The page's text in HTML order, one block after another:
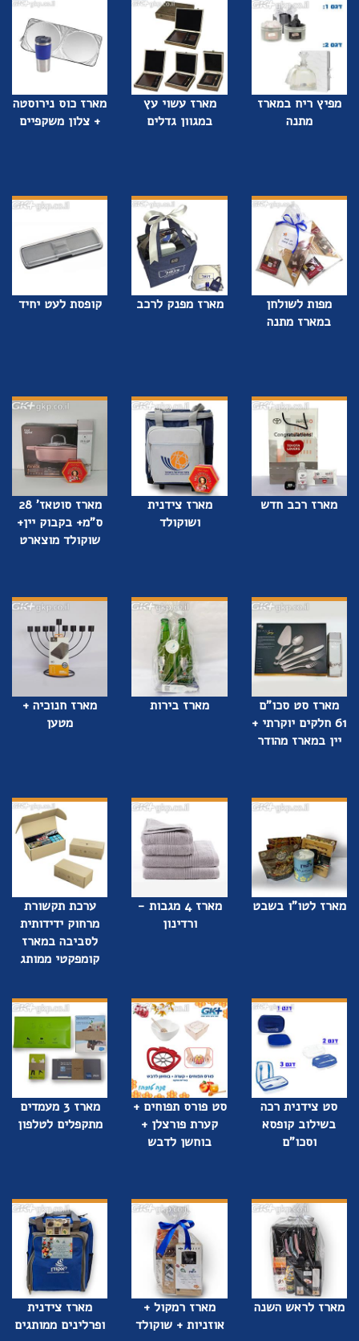
מפיץ ריח במארז
מתנה
מארז עשוי עץ
במגוון גדלים
מארז כוס נירוסטה
+ צלון משקפיים
מפות לשולחן
במארז מתנה
מארז מפנק לרכב קופסת לעט יחיד
מארז רכב חדש
מארז צידנית
ושוקולד
מארז סוטאז' 28
ס"מ+ בקבוק יין+
שוקולד מוצארט
מארז סט סכו"ם
61 חלקים יוקרתי +
יין במארז מהודר
מארז בירות
מארז חנוכיה +
מטען
מארז לטו"ו בשבט
מארז 4 מגבות -
ורדינון
ערכת תקשורת
מרחוק ידידותית
לסביבה במארז
קומפקטי ממותג
סט צידנית רכה
בשילוב קופסא
וסכו”ם
סט פורס תפוחים +
קערת פורצלן +
בוחשן לדבש
מארז 3 מעמדים
מתקפלים לטלפון
מארז לראש השנה
מארז רמקול +
אוזניות + שוקולד
מארז צידנית
ופרלינים ממותגים